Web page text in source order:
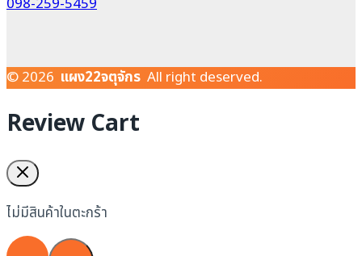
© 2026 แผง22จตุจักร All right deserved.
Review Cart
ไม่มีสินค้าในตะกร้า